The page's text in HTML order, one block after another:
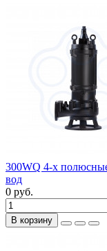
300WQ 4-х
вод
0 руб.
В корзину